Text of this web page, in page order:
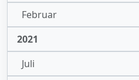
Februar
2021
Juli